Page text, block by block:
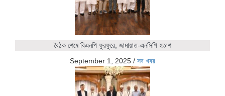
বৈঠক শেষে বিএনপি ফুরফুরে, জামায়াত-এনসিপি হতাশ
September 1, 2025 / সব খবর